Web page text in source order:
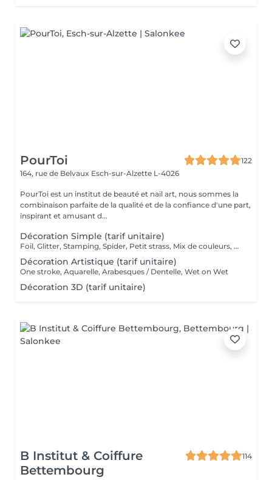
PourToi
122
164, rue de Belvaux Esch-sur-Alzette L-4026
PourToi est un institut de beauté et nail art, nous sommes la
combinaison parfaite de la qualité et de la confiance d'une part,
inspirant et amusant d...
Décoration Simple (tarif unitaire)
Foil, Glitter, Stamping, Spider, Petit strass, Mix de couleurs, Effet marbré, Effet sucré
Décoration Artistique (tarif unitaire)
One stroke, Aquarelle, Arabesques / Dentelle, Wet on Wet
Décoration 3D (tarif unitaire)
B Institut & Coiffure
Bettembourg
114